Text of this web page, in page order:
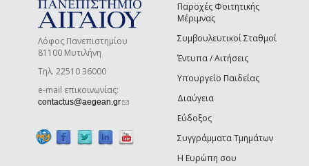
Λόφος Πανεπιστημίου
81100 Μυτιλήνη
Τηλ. 22510 36000
e-mail επικοινωνίας:
contactus@aegean.gr(link sends e-mail)
Παροχές Φοιτητικής
Μέριμνας
Συμβουλευτικοί Σταθμοί
Έντυπα / Αιτήσεις
Υπουργείο Παιδείας
Διαύγεια
Εύδοξος
Συγγράμματα Τμημάτων
Η Ευρώπη σου